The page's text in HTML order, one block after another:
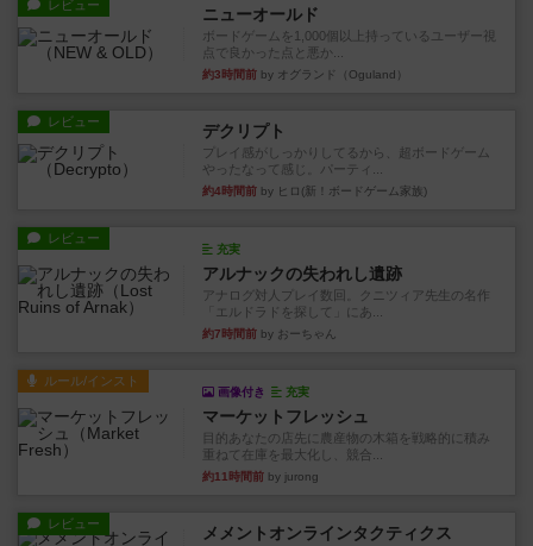
レビュー ニューオールド
ボードゲームを1,000個以上持っているユーザー視
点で良かった点と悪か...
約3時間前 by オグランド（Oguland）
レビュー デクリプト
プレイ感がしっかりしてるから、超ボードゲーム
やったなって感じ。パーティ...
約4時間前 by ヒロ(新！ボードゲーム家族)
レビュー
充実
アルナックの失われし遺跡
アナログ対人プレイ数回。クニツィア先生の名作
「エルドラドを探して」にあ...
約7時間前 by おーちゃん
ルール/インスト
画像付き 充実
マーケットフレッシュ
目的あなたの店先に農産物の木箱を戦略的に積み
重ねて在庫を最大化し、競合...
約11時間前 by jurong
レビュー メメントオンラインタクティクス